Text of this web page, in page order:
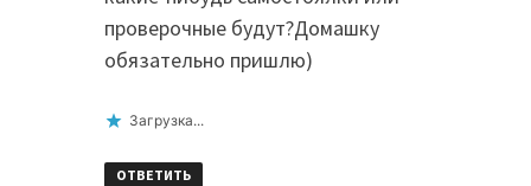
проверочные будут?Домашку
обязательно пришлю)
Загрузка...
ОТВЕТИТЬ